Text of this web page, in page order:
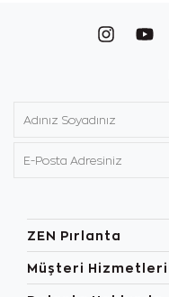
ZEN Pırlanta
Müşteri Hizmetleri